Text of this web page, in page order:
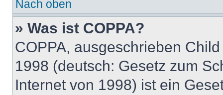
Nach oben
» Was ist COPPA?
COPPA, ausgeschrieben
1998 (deutsch: Gesetz zum
Internet von 1998) ist ein